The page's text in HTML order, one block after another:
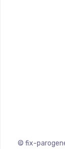
© fix-